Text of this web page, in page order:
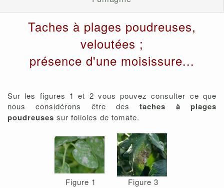
Taches à plages poudreuses,
veloutées ;
présence d'une moisissure...
Sur les figures 1 et 2 vous pouvez consulter ce que
nous considérons être destaches à plages
poudreuses sur folioles de tomate.
Figure 1 Figure 3